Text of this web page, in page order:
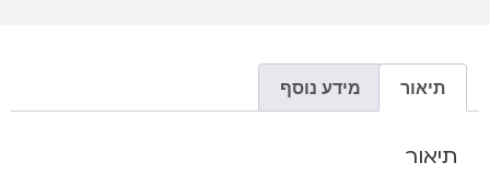
תיאור מידע נוסף
תיאור